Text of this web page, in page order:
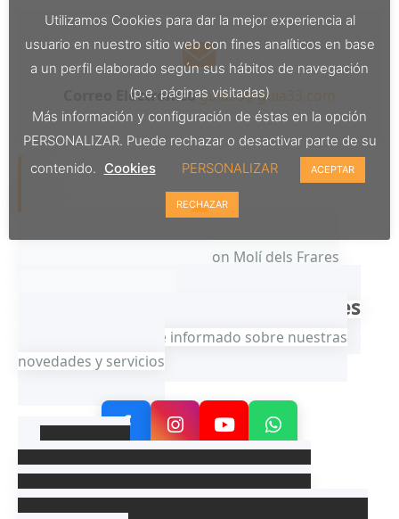
Correo Electrónicoguia33@guia33.com
Polígon Molí dels Frares
Síguenos en Redes
Mantente informado sobre nuestras
novedades y servicios
Guia33 S.L.
Agencia de Marketing Digital · SEO · Diseño Web
Directorio Empresarial | Posicionamiento Web |
Utilizamos Cookies para dar la mejor experiencia al
usuario en nuestro sitio web con fines analíticos en base
a un perfil elaborado según sus hábitos de navegación
(p.e. páginas visitadas)
Más información y configuración de éstas en la opción
PERSONALIZAR. Puede rechazar o desactivar parte de su
contenido. Cookies PERSONALIZAR ACEPTAR
RECHAZAR